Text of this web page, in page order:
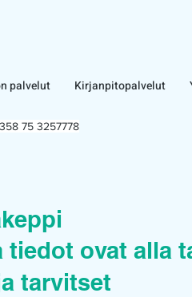
palvelut Kirjanpitopalvelut
75 3257778
ovat alla
tarvitset